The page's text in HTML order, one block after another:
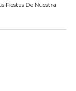
Fiestas De Nuestra